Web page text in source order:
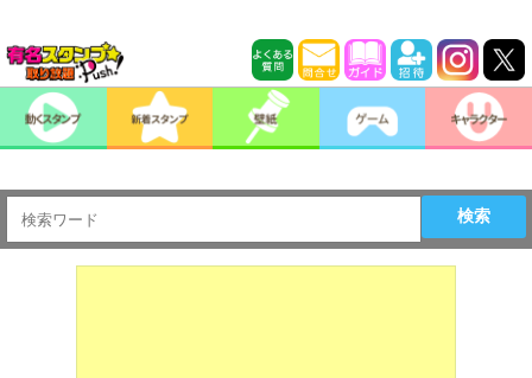
検索